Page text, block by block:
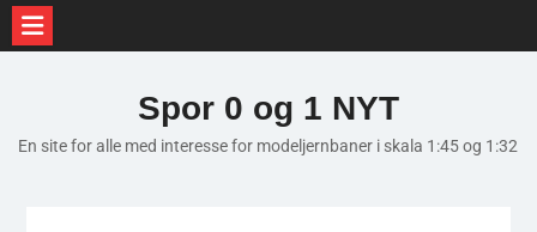
Spor 0 og 1 NYT
En site for alle med interesse for modeljernbaner i skala 1:45 og 1:32